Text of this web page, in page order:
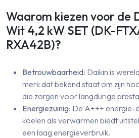
Waarom kiezen voor de
Wit 4,2 kW SET (DK-
RXA42B)?
Betrouwbaarheid: Daikin is
merk dat bekend staat om zijn
die zorgen voor langdurige
Energiezuinig: De A+++
koelen als verwarmen biedt
een laag energieverbruik.